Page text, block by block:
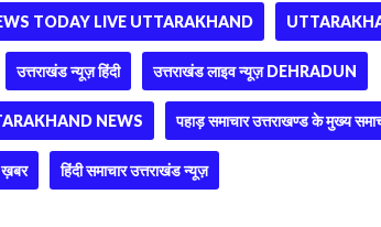
TODAY LIVE UTTARAKHAND
उत्तराखंड न्यूज़ हिंदी उत्तराखंड लाइव न्यूज़ DEHRADUN
NEWS पहाड़ समाचार उत्तराखण्ड के मुख्य
ख़बर हिंदी समाचार उत्तराखंड न्यूज़